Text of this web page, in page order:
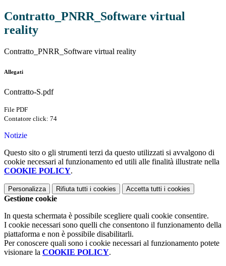
Contratto_PNRR_Software virtual
reality
Contratto_PNRR_Software virtual reality
Allegati
Contratto-S.pdf
File PDF
Contatore click: 74
Notizie
Questo sito o gli strumenti terzi da questo utilizzati si avvalgono di
cookie necessari al funzionamento ed utili alle finalità illustrate nella
COOKIE POLICY.
Personalizza Rifiuta tutti i cookies Accetta tutti i cookies
Gestione cookie
In questa schermata è possibile scegliere quali cookie consentire.
I cookie necessari sono quelli che consentono il funzionamento della
piattaforma e non è possibile disabilitarli.
Per conoscere quali sono i cookie necessari al funzionamento potete
visionare la COOKIE POLICY.